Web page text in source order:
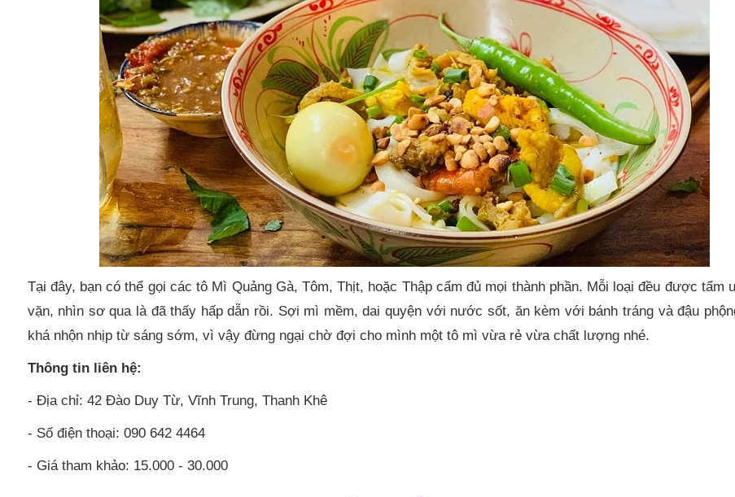
Tại đây, bạn có thể gọi các tô Mì Quảng Gà, Tôm, Thịt, hoặc Thập cẩm đủ mọi thành phần. Mỗi loại đều được tẩm
vặn, nhìn sơ qua là đã thấy hấp dẫn rồi. Sợi mì mềm, dai quyện với nước sốt, ăn kèm với bánh tráng và đậu
khá nhộn nhịp từ sáng sớm, vì vậy đừng ngại chờ đợi cho mình một tô mì vừa rẻ vừa chất lượng nhé.
Thông tin liên hệ:
- Địa chỉ: 42 Đào Duy Từ, Vĩnh Trung, Thanh Khê
- Số điện thoại: 090 642 4464
- Giá tham khảo: 15.000 - 30.000